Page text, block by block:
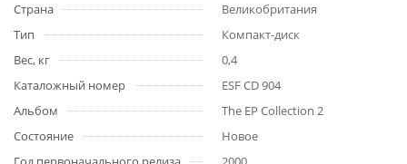
Страна
Великобритания
Тип
Компакт-диск
Вес, кг
0,4
Каталожный номер
ESF CD 904
Альбом
The EP Collection 2
Состояние
Новое